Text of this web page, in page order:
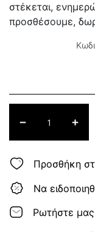
στέκεται,
προσθέσουμε,
Προσθήκη
Να
Ρωτήστε μας